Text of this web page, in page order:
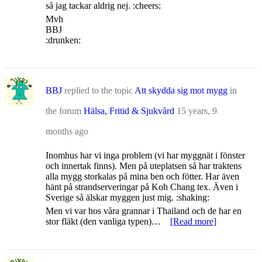
så jag tackar aldrig nej. :cheers:
Mvh
BBJ
:drunken:
BBJ replied to the topic Att skydda sig mot mygg in
the forum Hälsa, Fritid & Sjukvård 15 years, 9
months ago
Inomhus har vi inga problem (vi har myggnät i fönster
och innertak finns). Men på uteplatsen så har traktens
alla mygg storkalas på mina ben och fötter. Har även
hänt på strandserveringar på Koh Chang tex. Även i
Sverige så älskar myggen just mig. :shaking:
Men vi var hos våra grannar i Thailand och de har en
stor fläkt (den vanliga typen)…
[Read more]